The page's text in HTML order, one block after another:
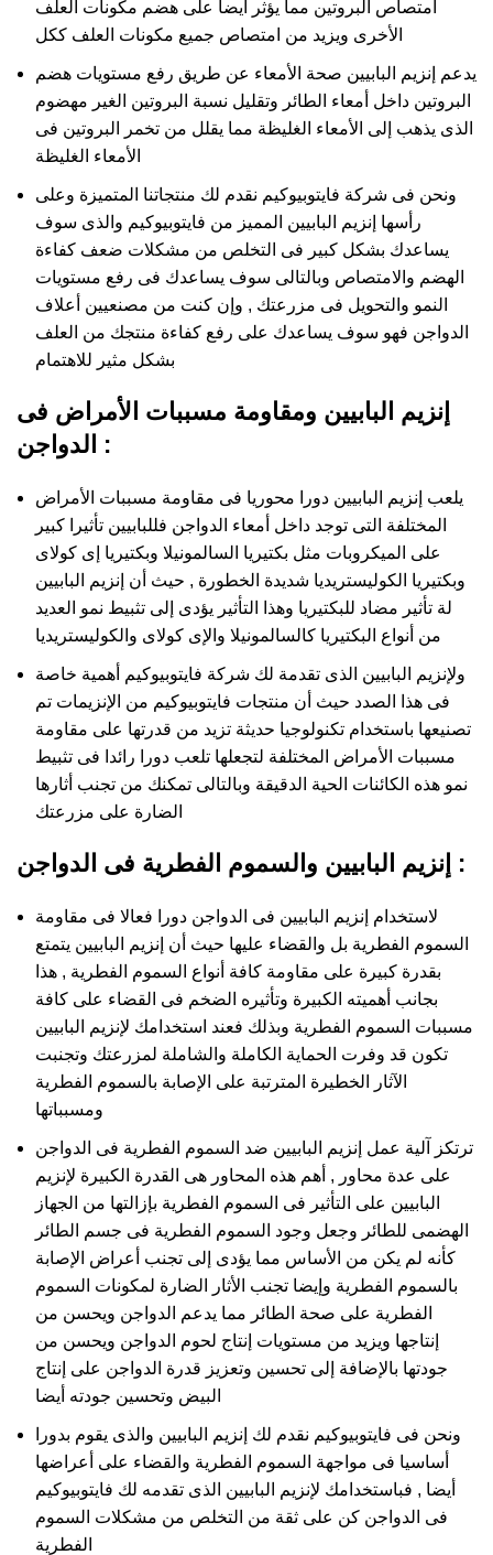
امتصاص البروتين مما يؤثر أيضا على هضم مكونات العلف
الأخرى ويزيد من امتصاص جميع مكونات العلف ككل
يدعم إنزيم البابيين صحة الأمعاء عن طريق رفع مستويات هضم
البروتين داخل أمعاء الطائر وتقليل نسبة البروتين الغير مهضوم
الذى يذهب إلى الأمعاء الغليظة مما يقلل من تخمر البروتين فى
الأمعاء الغليظة
ونحن فى شركة فايتوبيوكيم نقدم لك منتجاتنا المتميزة وعلى
رأسها إنزيم البابيين المميز من فايتوبيوكيم والذى سوف
يساعدك بشكل كبير فى التخلص من مشكلات ضعف كفاءة
الهضم والامتصاص وبالتالى سوف يساعدك فى رفع مستويات
النمو والتحويل فى مزرعتك , وإن كنت من مصنعيين أعلاف
الدواجن فهو سوف يساعدك على رفع كفاءة منتجك من العلف
بشكل مثير للاهتمام
إنزيم البابيين ومقاومة مسببات الأمراض فى
الدواجن :
يلعب إنزيم البابيين دورا محوريا فى مقاومة مسببات الأمراض
المختلفة التى توجد داخل أمعاء الدواجن فللبابيين تأثيرا كبير
على الميكروبات مثل بكتيريا السالمونيلا وبكتيريا إى كولاى
وبكتيريا الكوليستريديا شديدة الخطورة , حيث أن إنزيم البابيين
لة تأثير مضاد للبكتيريا وهذا التأثير يؤدى إلى تثبيط نمو العديد
من أنواع البكتيريا كالسالمونيلا والإى كولاى والكوليستريديا
ولإنزيم البابيين الذى تقدمة لك شركة فايتوبيوكيم أهمية خاصة
فى هذا الصدد حيث أن منتجات فايتوبيوكيم من الإنزيمات تم
تصنيعها باستخدام تكنولوجيا حديثة تزيد من قدرتها على مقاومة
مسببات الأمراض المختلفة لتجعلها تلعب دورا رائدا فى تثبيط
نمو هذه الكائنات الحية الدقيقة وبالتالى تمكنك من تجنب أثارها
الضارة على مزرعتك
إنزيم البابيين والسموم الفطرية فى الدواجن :
لاستخدام إنزيم البابيين فى الدواجن دورا فعالا فى مقاومة
السموم الفطرية بل والقضاء عليها حيث أن إنزيم البابيين يتمتع
بقدرة كبيرة على مقاومة كافة أنواع السموم الفطرية , هذا
بجانب أهميته الكبيرة وتأثيره الضخم فى القضاء على كافة
مسببات السموم الفطرية وبذلك فعند استخدامك لإنزيم البابيين
تكون قد وفرت الحماية الكاملة والشاملة لمزرعتك وتجنبت
الآثار الخطيرة المترتبة على الإصابة بالسموم الفطرية
ومسبباتها
ترتكز آلية عمل إنزيم البابيين ضد السموم الفطرية فى الدواجن
على عدة محاور , أهم هذه المحاور هى القدرة الكبيرة لإنزيم
البابيين على التأثير فى السموم الفطرية بإزالتها من الجهاز
الهضمى للطائر وجعل وجود السموم الفطرية فى جسم الطائر
كأنه لم يكن من الأساس مما يؤدى إلى تجنب أعراض الإصابة
بالسموم الفطرية وإيضا تجنب الأثار الضارة لمكونات السموم
الفطرية على صحة الطائر مما يدعم الدواجن ويحسن من
إنتاجها ويزيد من مستويات إنتاج لحوم الدواجن ويحسن من
جودتها بالإضافة إلى تحسين وتعزيز قدرة الدواجن على إنتاج
البيض وتحسين جودته أيضا
ونحن فى فايتوبيوكيم نقدم لك إنزيم البابيين والذى يقوم بدورا
أساسيا فى مواجهة السموم الفطرية والقضاء على أعراضها
أيضا , فباستخدامك لإنزيم البابيين الذى تقدمه لك فايتوبيوكيم
فى الدواجن كن على ثقة من التخلص من مشكلات السموم
الفطرية